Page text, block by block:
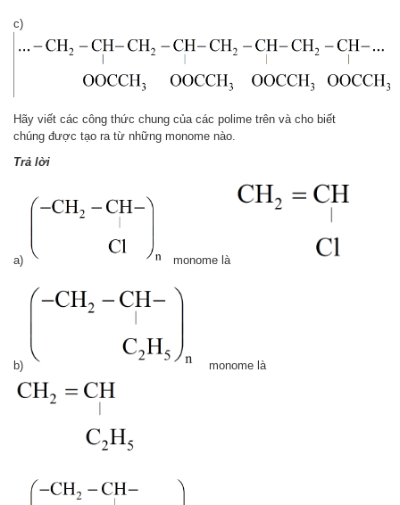
c)
Hãy viết các công thức chung của các polime trên và cho biết
chúng được tạo ra từ những monome nào.
Trả lời
a) monome là
b) monome là